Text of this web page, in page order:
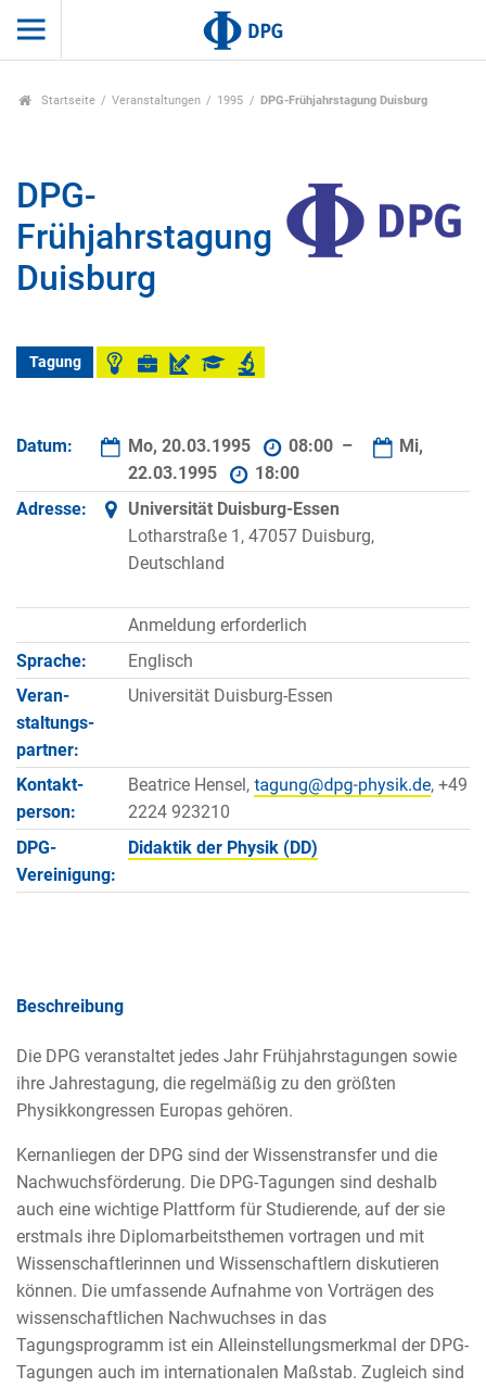
Startseite Veranstaltungen 1995 DPG-Frühjahrstagung Duisburg
DPG-
Frühjahrstagung
Duisburg
Tagung
Datum: Mo, 20.03.1995 08:00 –
Mi,
22.03.1995
18:00
Adresse:
Universität Duisburg-Essen
Lotharstraße 1, 47057 Duisburg,
Deutschland
Anmeldung erforderlich
Sprache:
Englisch
Veran­
staltungs­
partner:
Universität Duisburg-Essen
Kontakt­
person:
Beatrice Hensel,
, +49
2224 923210
DPG-
Vereinigung:
Didaktik der Physik (DD)
Beschreibung
Die DPG veranstaltet jedes Jahr Frühjahrstagungen sowie
ihre Jahrestagung, die regelmäßig zu den größten
Physikkongressen Europas gehören.
Kernanliegen der DPG sind der Wissenstransfer und die
Nachwuchsförderung. Die DPG-Tagungen sind deshalb
auch eine wichtige Plattform für Studierende, auf der sie
erstmals ihre Diplomarbeitsthemen vortragen und mit
Wissenschaftlerinnen und Wissenschaftlern diskutieren
können. Die umfassende Aufnahme von Vorträgen des
wissenschaftlichen Nachwuchses in das
Tagungsprogramm ist ein Alleinstellungsmerkmal der DPG-
Tagungen auch im internationalen Maßstab. Zugleich sind